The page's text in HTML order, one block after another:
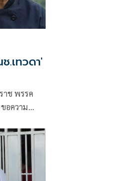
.เทวดา'
าช พรรค
อความ